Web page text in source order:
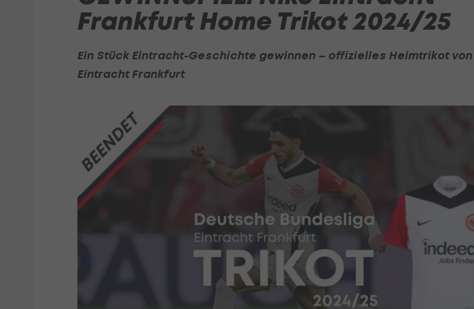
Frankfurt Home Trikot 2024/25
Ein Stück Eintracht-Geschichte gewinnen – offizielles Heimtrikot von
Eintracht Frankfurt